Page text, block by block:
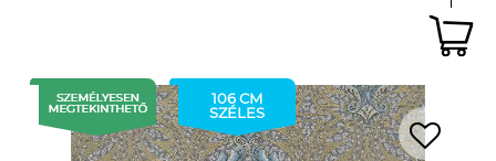
106 CM
SZÉLES